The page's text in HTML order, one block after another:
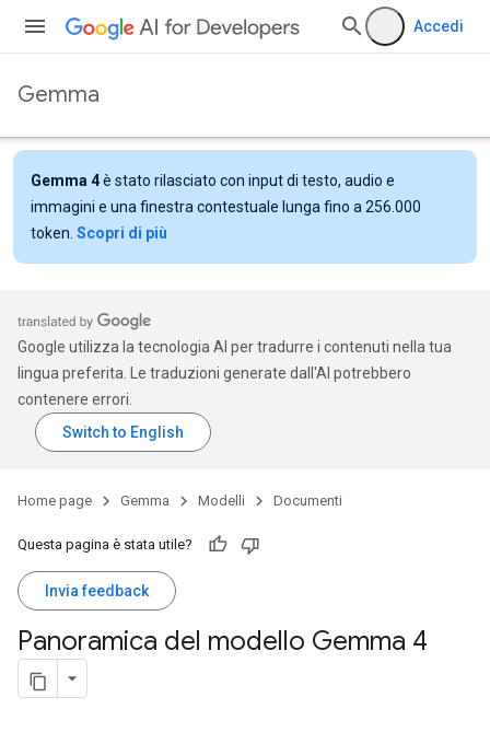
Accedi
Gemma
Gemma 4è stato rilasciato con input di testo, audio e
immagini e una finestra contestuale lunga fino a 256.000
token. Scopri di più
Google utilizza la tecnologia AI per tradurre i contenuti nella tua
lingua preferita. Le traduzioni generate dall'AI potrebbero
contenere errori.
Home page Gemma Modelli Documenti
Questa pagina è stata utile?
Invia feedback
Panoramica del modello Gemma 4